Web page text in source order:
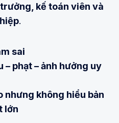
kế toán viên và
.
sai
– phạt – ảnh hưởng uy
nhưng không hiểu bản
lớn